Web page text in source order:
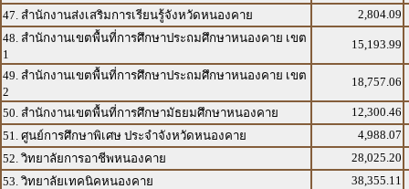
47. สำนักงานส่งเสริมการเรียนรู้จังหวัดหนองคาย
2,804.09
48. สำนักงานเขตพื้นที่การศึกษาประถมศึกษาหนองคาย เขต
1
15,193.99
49. สำนักงานเขตพื้นที่การศึกษาประถมศึกษาหนองคาย เขต
2
18,757.06
50. สำนักงานเขตพื้นที่การศึกษามัธยมศึกษาหนองคาย
12,300.46
51. ศูนย์การศึกษาพิเศษ ประจำจังหวัดหนองคาย
4,988.07
52. วิทยาลัยการอาชีพหนองคาย
28,025.20
53. วิทยาลัยเทคนิคหนองคาย
38,355.11